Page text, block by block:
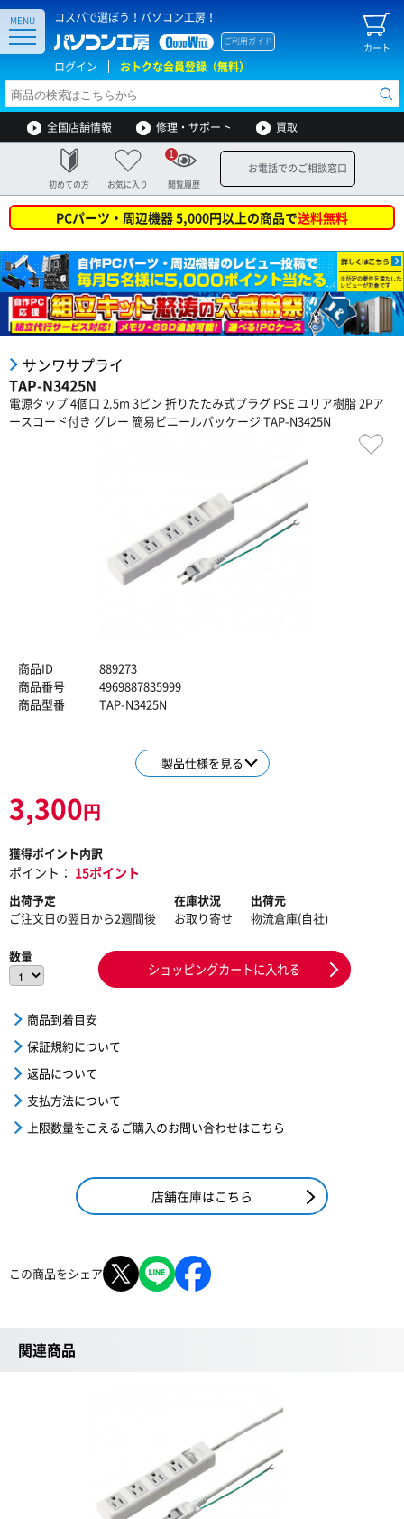
コスパで選ぼう！パソコン工房！
カート
ご利用ガイド
ログイン おトクな会員登録（無料）
MENU
全国店舗情報 修理・サポート 買取
初めての方 お気に入り 閲覧履歴
1
お電話でのご相談窓口
PCパーツ・周辺機器 5,000円以上の商品で送料無料
サンワサプライ
TAP-N3425N
電源タップ 4個口 2.5m 3ピン 折りたたみ式プラグ PSE ユリア樹脂 2Pア
ースコード付き グレー 簡易ビニールパッケージ TAP-N3425N
商品ID
889273
商品番号
4969887835999
商品型番
TAP-N3425N
製品仕様を見る
3,300円
獲得ポイント内訳
ポイント： 15ポイント
出荷予定
ご注文日の翌日から2週間後
在庫状況
お取り寄せ
出荷元
物流倉庫(自社)
数量
ショッピングカートに入れる
商品到着目安
保証規約について
返品について
支払方法について
上限数量をこえるご購入のお問い合わせはこちら
店舗在庫はこちら
この商品をシェア
関連商品